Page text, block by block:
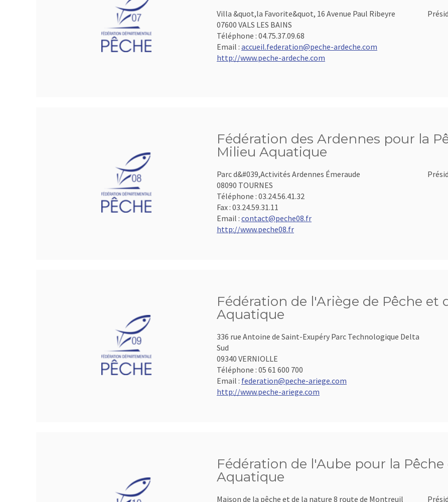
Villa &quot,la Favorite&quot, 16 Avenue Paul Ribeyre
07600 VALS LES BAINS
Téléphone : 04.75.37.09.68
Email : accueil.federation@peche-ardeche.com
http://www.peche-ardeche.com
Fédération des Ardennes pour la
Milieu Aquatique
Parc d&#039,Activités Ardennes Émeraude
08090 TOURNES
Téléphone : 03.24.56.41.32
Fax : 03.24.59.31.11
Email : contact@peche08.fr
http://www.peche08.fr
Fédération de l'Ariège de Pêche et
Aquatique
336 rue Antoine de Saint-Exupéry Parc Technologique Delta
Sud
09340 VERNIOLLE
Téléphone : 05 61 600 700
Email : federation@peche-ariege.com
http://www.peche-ariege.com
Fédération de l'Aube pour la
Aquatique
Maison de la pêche et de la nature 8 route de Montreuil